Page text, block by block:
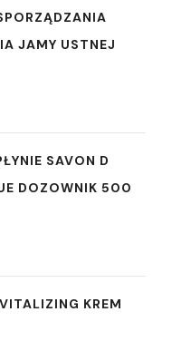
JAMY USTNEJ
SAVON D
DOZOWNIK 500
KREM